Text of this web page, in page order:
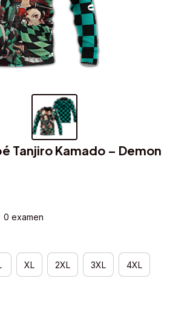
Tanjiro Kamado – Demon
0 examen
XL 2XL 3XL 4XL